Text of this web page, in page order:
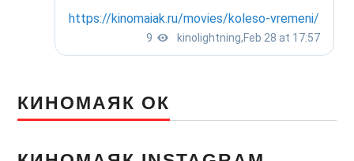
КИНОМАЯК ОК